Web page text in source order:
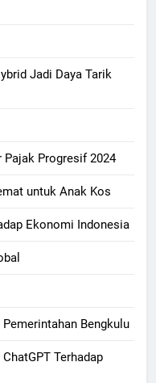
Jadi Daya Tarik
Pajak Progresif 2024
untuk Anak Kos
Ekonomi Indonesia
Bengkulu
Terhadap